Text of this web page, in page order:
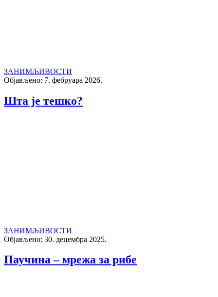
ЗАНИМЉИВОСТИ
Објављено: 7. фебруара 2026.
Шта је тешко?
ЗАНИМЉИВОСТИ
Објављено: 30. децембра 2025.
Паучина – мрежа за рибе